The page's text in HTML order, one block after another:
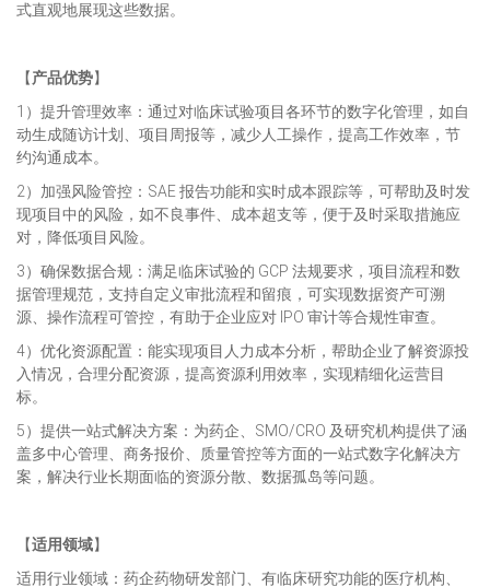
式直观地展现这些数据。
【产品优势】
1）提升管理效率：通过对临床试验项目各环节的数字化管理，如自
动生成随访计划、项目周报等，减少人工操作，提高工作效率，节
约沟通成本。
2）加强风险管控：SAE 报告功能和实时成本跟踪等，可帮助及时发
现项目中的风险，如不良事件、成本超支等，便于及时采取措施应
对，降低项目风险。
3）确保数据合规：满足临床试验的 GCP 法规要求，项目流程和数
据管理规范，支持自定义审批流程和留痕，可实现数据资产可溯
源、操作流程可管控，有助于企业应对 IPO 审计等合规性审查。
4）优化资源配置：能实现项目人力成本分析，帮助企业了解资源投
入情况，合理分配资源，提高资源利用效率，实现精细化运营目
标。
5）提供一站式解决方案：为药企、SMO/CRO 及研究机构提供了涵
盖多中心管理、商务报价、质量管控等方面的一站式数字化解决方
案，解决行业长期面临的资源分散、数据孤岛等问题。
【适用领域】
适用行业领域：药企药物研发部门、有临床研究功能的医疗机构、